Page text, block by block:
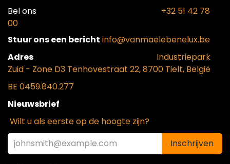
Bel ons​
+32 51 42 78
00
Stuur ons een bericht info@vanmaelebenelux.be
Adr​es
​Industriepark
Zuid - Zone D3 Tenhovestraat 22, 8700 Tielt, België
BE 0459.840.277
Nieuwsbrief
Wilt u als eerste op de hoogte zijn?
Inschrijven